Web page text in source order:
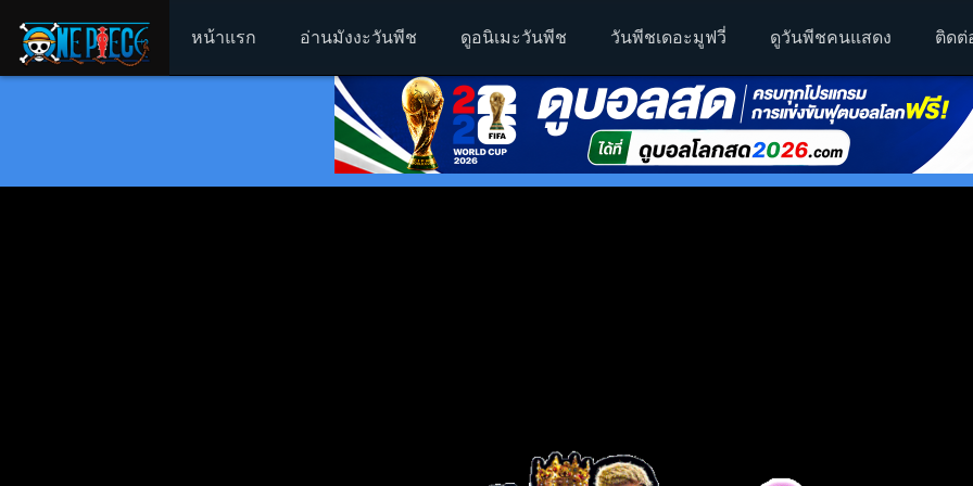
หน้าแรก อ่านมังงะวันพีช ดูอนิเมะวันพีช วันพีชเดอะมูฟวี่ ดูวันพีชคนแสดง ติดต่